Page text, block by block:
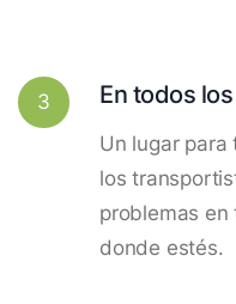
3 En todos
Un lugar para
los
problemas
donde estés.